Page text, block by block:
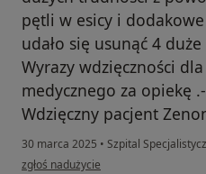
pętli w esicy i
udało się usunąć 4
Wyrazy wdzięczności
medycznego za opiekę
Wdzięczny pacjent
30 marca 2025 • Szpital
w opinii użytkownika Zenon
zgłoś nadużycie